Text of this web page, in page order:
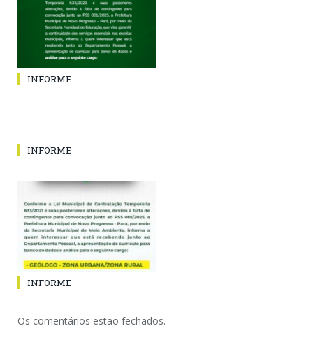
INFORME
INFORME
INFORME
Os comentários estão fechados.